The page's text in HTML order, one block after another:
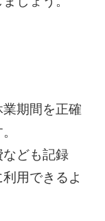
期間を正確
ども記録
用できるよ